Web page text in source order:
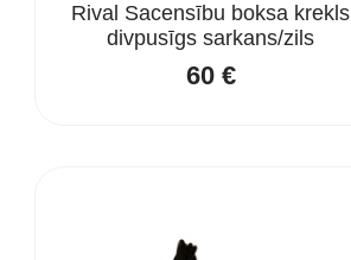
Rival Sacensību boksa krekls
divpusīgs sarkans/zils
60 €